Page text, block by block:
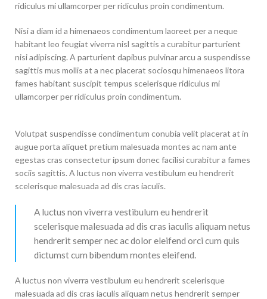
ridiculus mi ullamcorper per ridiculus proin condimentum.
Nisi a diam id a himenaeos condimentum laoreet per a neque
habitant leo feugiat viverra nisl sagittis a curabitur parturient
nisi adipiscing. A parturient dapibus pulvinar arcu a suspendisse
sagittis mus mollis at a nec placerat sociosqu himenaeos litora
fames habitant suscipit tempus scelerisque ridiculus mi
ullamcorper per ridiculus proin condimentum.
Volutpat suspendisse condimentum conubia velit placerat at in
augue porta aliquet pretium malesuada montes ac nam ante
egestas cras consectetur ipsum donec facilisi curabitur a fames
sociis sagittis. A luctus non viverra vestibulum eu hendrerit
scelerisque malesuada ad dis cras iaculis.
A luctus non viverra vestibulum eu hendrerit
scelerisque malesuada ad dis cras iaculis aliquam netus
hendrerit semper nec ac dolor eleifend orci cum quis
dictumst cum bibendum montes eleifend.
A luctus non viverra vestibulum eu hendrerit scelerisque
malesuada ad dis cras iaculis aliquam netus hendrerit semper